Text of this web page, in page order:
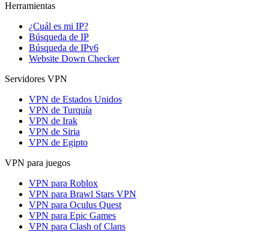
Herramientas
¿Cuál es mi IP?
Búsqueda de IP
Búsqueda de IPv6
Website Down Checker
Servidores VPN
VPN de Estados Unidos
VPN de Turquía
VPN de Irak
VPN de Siria
VPN de Egipto
VPN para juegos
VPN para Roblox
VPN para Brawl Stars VPN
VPN para Oculus Quest
VPN para Epic Games
VPN para Clash of Clans